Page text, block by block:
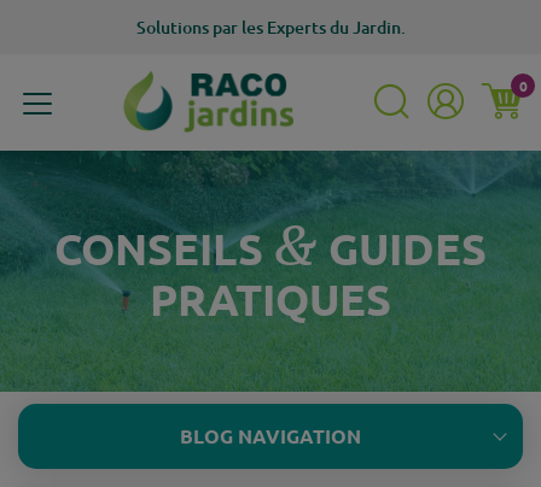
Solutions par les Experts du Jardin.
0
CONSEILS & GUIDES
PRATIQUES
BLOG NAVIGATION